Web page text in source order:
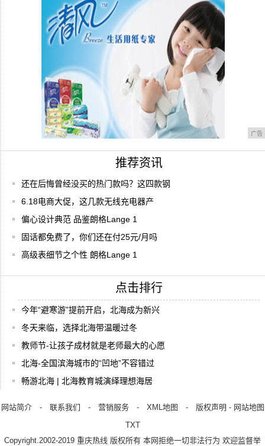
Redmi 红米 K30智能手机摄像头拍摄体
广告
推荐资讯
还在后悔曾经没买的热门款吗？这四款钢
6.18电商大促，这几款无线充电器产
偏心设计典范 品鉴朗格Lange 1
固话都免费了，你们还在付25元/月吗
高级表细节之个性 朗格Lange 1
点击排行
今年“避寒游”提前开启，北海成为新兴
冬天来临，选择北海带温暖过冬
教师节-让孩子成材就是老师最大的心愿
北海-全国滨海城市的“凹地”不容错过
畅游北海 | 北海教育城演绎理想海居
网站简介- 联系我们 - 营销服务- XML地图 - 版权声明 - 网站地图
TXT
Copyright.2002-2019 重庆热线 版权所有 本网拒绝一切非法行为 欢迎监督举